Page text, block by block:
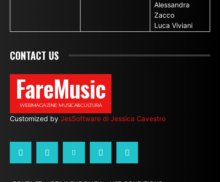
Alessandra
Zacco
Luca Viviani
CONTACT US
FareMusic
WEBMAGAZINE MUSICA&CULTURA
Customized by JesSoftware di Jessica Cavestro